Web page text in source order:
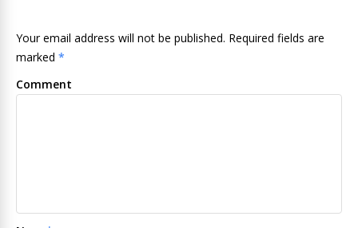
Your email address will not be published. Required fields are
marked *
Comment